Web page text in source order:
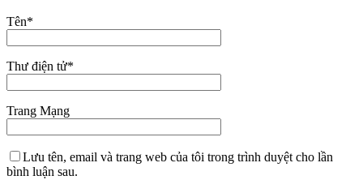
Tên*
Thư điện tử*
Trang Mạng
Lưu tên, email và trang web của tôi trong trình duyệt cho lần
bình luận sau.